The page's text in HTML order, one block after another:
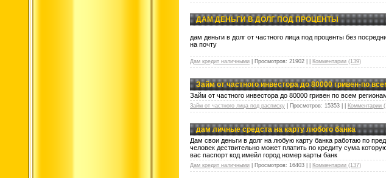
ДАМ ДЕНЬГИ В ДОЛГ ПОД ПРОЦЕНТЫ
дам деньги в долг от частного лица под проценты без
на почту
Дам кредит наличными Просмотров: 21902 Комментарии (139)
Займ от частного инвестора до 80000 гривен-по
Займ от частного инвестора до 80000 гривен по всем
Займ от частного лица под расписку Просмотров: 15353 Комментарии
дам личные средста на карту любого банка
Дам свои деньги в долг на любую карту банка работаю по
человек дествительно может платить по кредиту сума
вас паспорт код имейл город номер карты банк
Дам кредит наличными Просмотров: 16403 Комментарии (137)